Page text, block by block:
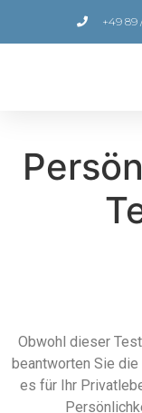
+49 89
Obwohl dieser
beantworten Sie
es für Ihr